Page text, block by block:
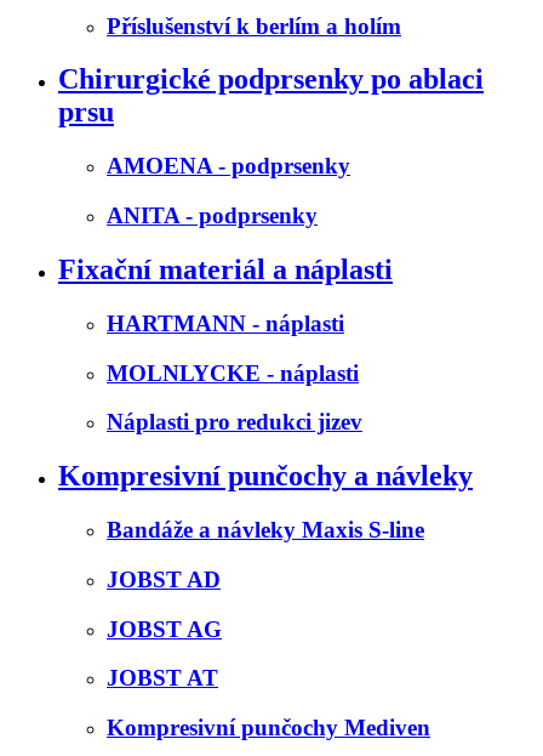
Příslušenství k berlím a holím
Chirurgické podprsenky po ablaci
prsu
AMOENA - podprsenky
ANITA - podprsenky
Fixační materiál a náplasti
HARTMANN - náplasti
MOLNLYCKE - náplasti
Náplasti pro redukci jizev
Kompresivní punčochy a návleky
Bandáže a návleky Maxis S-line
JOBST AD
JOBST AG
JOBST AT
Kompresivní punčochy Mediven